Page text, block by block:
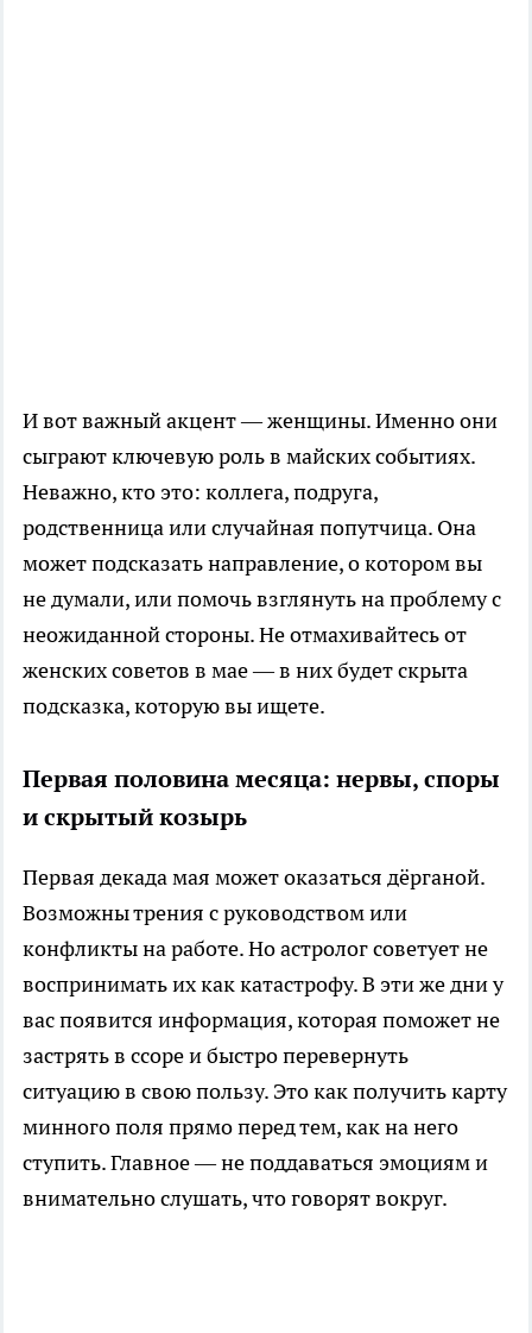
И вот важный акцент — женщины. Именно они
сыграют ключевую роль в майских событиях.
Неважно, кто это: коллега, подруга,
родственница или случайная попутчица. Она
может подсказать направление, о котором вы
не думали, или помочь взглянуть на проблему с
неожиданной стороны. Не отмахивайтесь от
женских советов в мае — в них будет скрыта
подсказка, которую вы ищете.
Первая половина месяца: нервы, споры
и скрытый козырь
Первая декада мая может оказаться дёрганой.
Возможны трения с руководством или
конфликты на работе. Но астролог советует не
воспринимать их как катастрофу. В эти же дни у
вас появится информация, которая поможет не
застрять в ссоре и быстро перевернуть
ситуацию в свою пользу. Это как получить карту
минного поля прямо перед тем, как на него
ступить. Главное — не поддаваться эмоциям и
внимательно слушать, что говорят вокруг.